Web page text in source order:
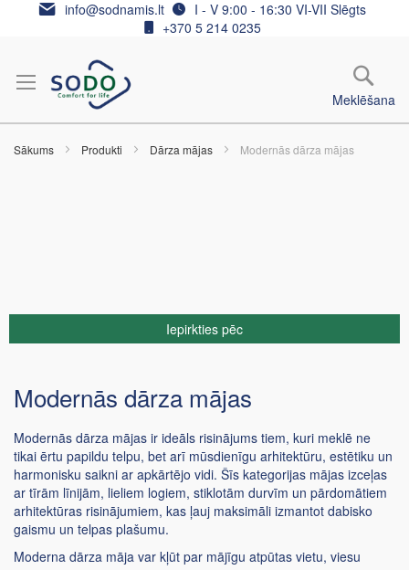
Skip info@sodnamis.lt
I - V 9:00 - 16:30 VI-VII Slēgts
+370 5 214 0235
Meklēšana
Sākums Produkti Dārza mājas Modernās dārza mājas
Modernās dārza mājas
Modernās dārza mājas ir ideāls risinājums tiem, kuri meklē ne
tikai ērtu papildu telpu, bet arī mūsdienīgu arhitektūru, estētiku un
harmonisku saikni ar apkārtējo vidi. Šīs kategorijas mājas izceļas
ar tīrām līnijām, lieliem logiem, stiklotām durvīm un pārdomātiem
arhitektūras risinājumiem, kas ļauj maksimāli izmantot dabisko
gaismu un telpas plašumu.
Moderna dārza māja var kļūt par mājīgu atpūtas vietu, viesu
Iepirkties pēc